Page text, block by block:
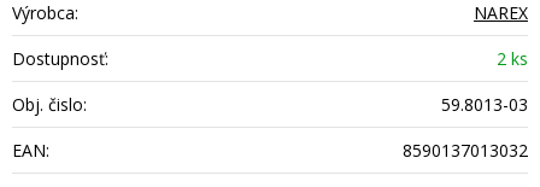
Výrobca:
NAREX
Dostupnosť:
2 ks
Obj. čislo:
59.8013-03
EAN:
8590137013032